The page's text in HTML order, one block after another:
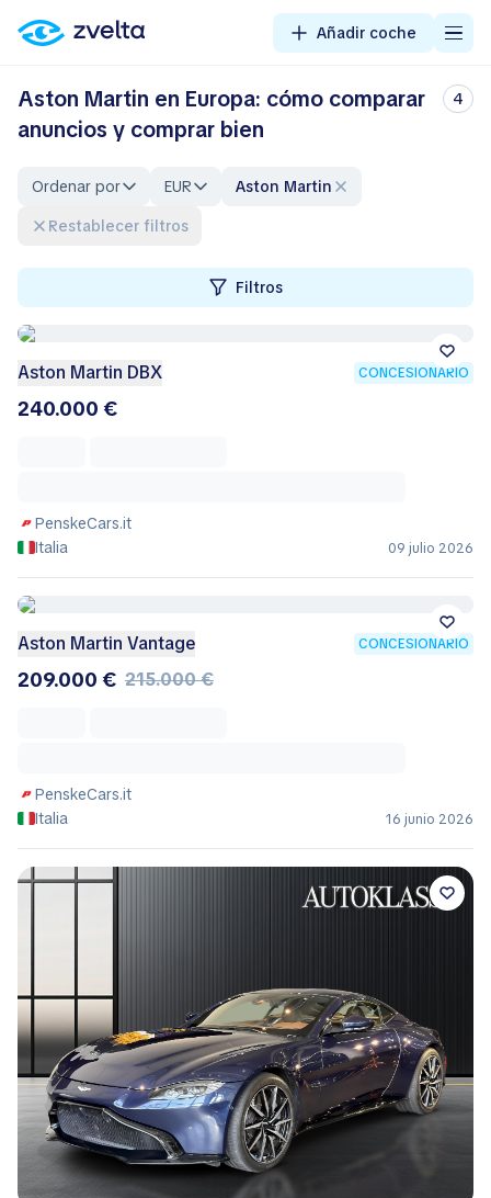
Añadir coche
Aston Martin en Europa: cómo comparar
anuncios y comprar bien
4
Ordenar por EUR
Aston Martin
Restablecer filtros
Filtros
Aston Martin DBX CONCESIONARIO
240.000 €
PenskeCars.it
Italia
09 julio 2026
Aston Martin Vantage CONCESIONARIO
209.000 € 215.000 €
PenskeCars.it
Italia
16 junio 2026